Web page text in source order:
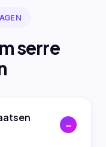
serre